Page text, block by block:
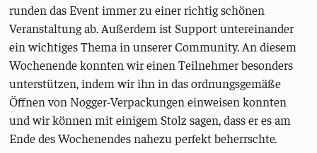
runden das Event immer zu einer richtig schönen
Veranstaltung ab. Außerdem ist Support untereinander
ein wichtiges Thema in unserer Community. An diesem
Wochenende konnten wir einen Teilnehmer besonders
unterstützen, indem wir ihn in das ordnungsgemäße
Öffnen von Nogger-Verpackungen einweisen konnten
und wir können mit einigem Stolz sagen, dass er es am
Ende des Wochenendes nahezu perfekt beherrschte.